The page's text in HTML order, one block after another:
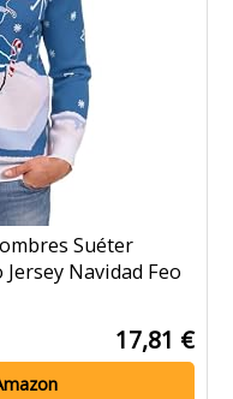
Suéter
Navidad Feo
17,81 €